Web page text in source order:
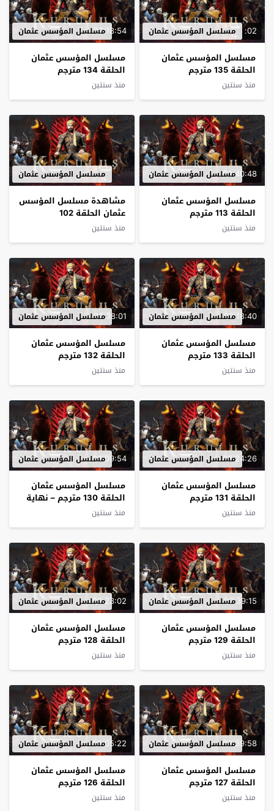
02: مسلسل المؤسس عثمان
مسلسل المؤسس عثمان
الحلقة 135 مترجم
منذ سنتين
02:18:54مسلسل المؤسس عثمان
مسلسل المؤسس عثمان
الحلقة 134 مترجم
منذ سنتين
02:40:48مسلسل المؤسس عثمان
مسلسل المؤسس عثمان
الحلقة 113 مترجم
منذ سنتين
مسلسل المؤسس عثمان
مشاهدة مسلسل المؤسس
عثمان الحلقة 102
منذ سنتين
02:18:40مسلسل المؤسس عثمان
مسلسل المؤسس عثمان
الحلقة 133 مترجم
منذ سنتين
02:38:01مسلسل المؤسس عثمان
مسلسل المؤسس عثمان
الحلقة 132 مترجم
منذ سنتين
02:24:26مسلسل المؤسس عثمان
مسلسل المؤسس عثمان
الحلقة 131 مترجم
منذ سنتين
02:09:54مسلسل المؤسس عثمان
مسلسل المؤسس عثمان
الحلقة 130 مترجم – نهاية
الموسم
منذ سنتين
02:39:15مسلسل المؤسس عثمان
مسلسل المؤسس عثمان
الحلقة 129 مترجم
منذ سنتين
02:23:02مسلسل المؤسس عثمان
مسلسل المؤسس عثمان
الحلقة 128 مترجم
منذ سنتين
02:39:58مسلسل المؤسس عثمان
مسلسل المؤسس عثمان
الحلقة 127 مترجم
منذ سنتين
02:05:22مسلسل المؤسس عثمان
مسلسل المؤسس عثمان
الحلقة 126 مترجم
منذ سنتين